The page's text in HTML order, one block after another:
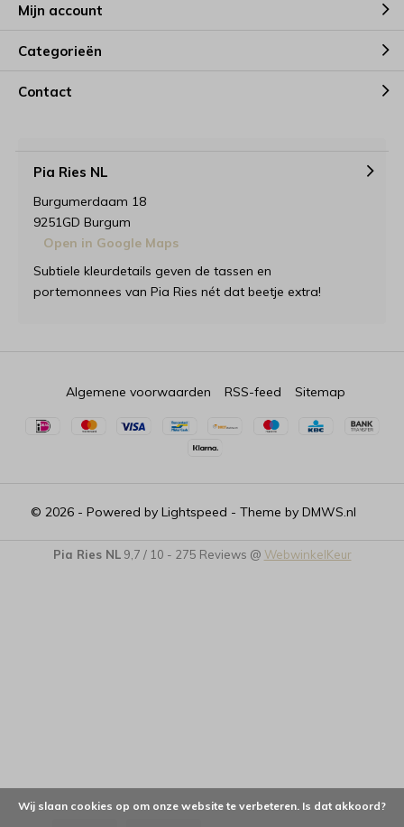
Mijn account
Categorieën
Contact
Pia Ries NL
Burgumerdaam 18
9251GD Burgum
Open in Google Maps
Subtiele kleurdetails geven de tassen en
portemonnees van Pia Ries nét dat beetje extra!
© 2026 - Powered by Lightspeed - Theme by DMWS.nl
Algemene voorwaarden RSS-feed Sitemap
Pia Ries NL9,7 / 10 - 275 Reviews @ WebwinkelKeur
Wij slaan cookies op om onze website te verbeteren. Is dat akkoord?